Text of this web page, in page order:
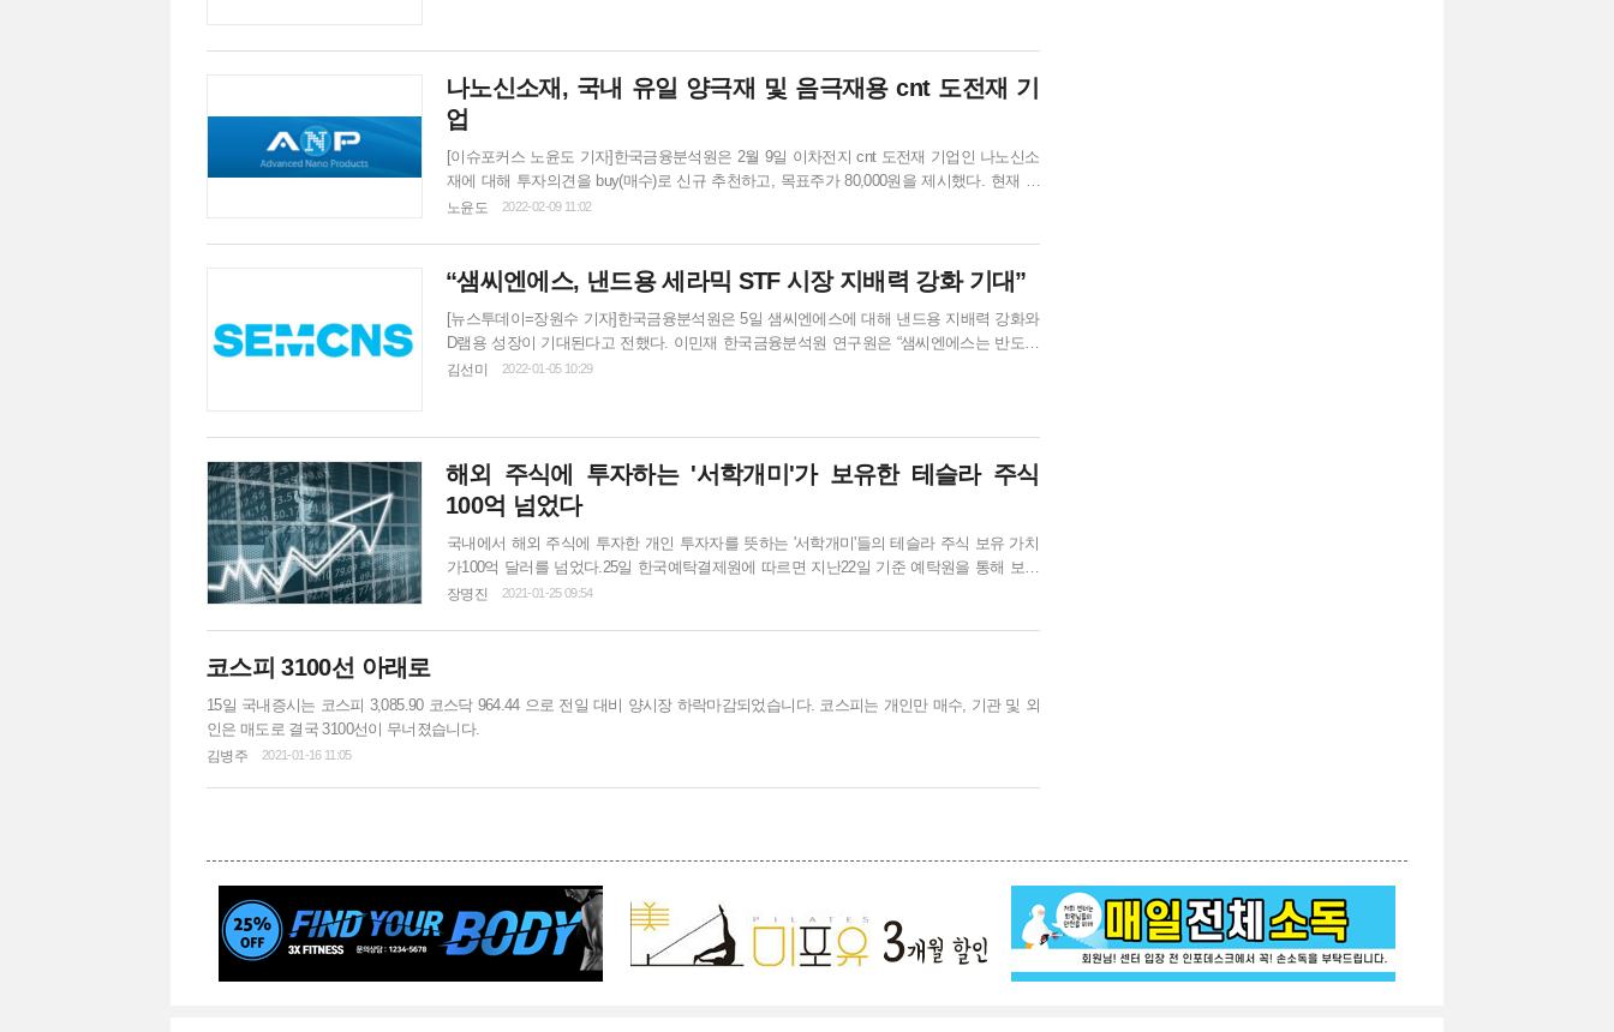
되고 있어 동사가 새로 개화하는 시장을 장악할 것으로 기대된다.”고 설명했다.“동사의 실
리...
나노신소재, 국내 유일 양극재 및 음극재용 cnt 도전재 기
업
[이슈포커스 노윤도 기자]한국금융분석원은 2월 9일 이차전지 cnt 도전재 기업인 나노신소
재에 대해 투자의견을 buy(매수)로 신규 추천하고, 목표주가 80,000원을 제시했다. 현재 주
가 대비 상승 여력은 51% 수준이다.한국금융분석원 김승한 리서치센터장은“과거 양극재용
맞춰왔지만, 배터리 충전시간 단축과 배터리 수명을 늘리기 위해 음극재까지...
노윤도 2022-02-09 11:02
“샘씨엔에스, 낸드용 세라믹 STF 시장 지배력 강화 기대”
[뉴스투데이=장원수 기자]한국금융분석원은 5일 샘씨엔에스에 대해 낸드용 지배력 강화와
D램용 성장이 기대된다고 전했다. 이민재 한국금융분석원 연구원은 “샘씨엔에스는 반도체
테스트 공정에서 사용되는 프로브카드의 핵심부품인 세라믹STF를 제작하는 업체로, 일본
라 미세 공정 대응이 가능한 샘씨엔에스의 제품이 수혜를 받을 것으로 전망된다”고 밝혔...
김선미 2022-01-05 10:29
해외 주식에 투자하는 '서학개미'가 보유한 테슬라 주식
100억 넘었다
국내에서 해외 주식에 투자한 개인 투자자를 뜻하는 '서학개미'들의 테슬라 주식 보유 가치
가100억 달러를 넘었다.25일 한국예탁결제원에 따르면 지난22일 기준 예탁원을 통해 보관
된 외화 주식 중 테슬라의 보관금액은103억3000만 달러(약11조3960억원)로 집계됐다. 보관
장명진 2021-01-25 09:54
코스피 3100선 아래로
15일 국내증시는 코스피 3,085.90 코스닥 964.44 으로 전일 대비 양시장 하락마감되었습니다. 코스피는 개인만 매수, 기관 및 외
인은 매도로 결국 3100선이 무너졌습니다.
김병주 2021-01-16 11:05